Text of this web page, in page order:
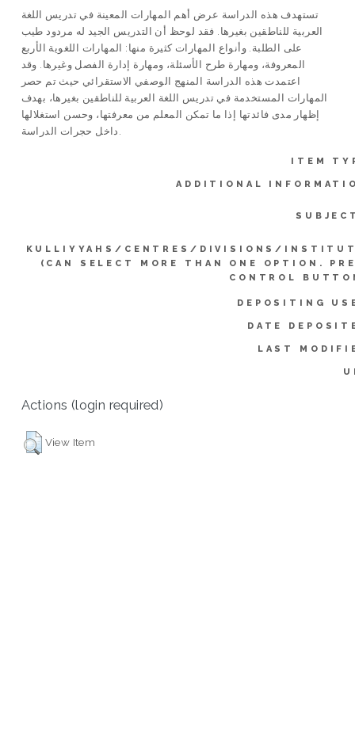
تستهدف هذه الدراسة عرض أهم المهارات المعينة في تدريس اللغة
العربية للناطقين بغيرها. فقد لوحظ أن التدريس الجيد له مردود طيب
على الطلبة. وأنواع المهارات كثيرة منها: المهارات اللغوية الأربع
المعروفة، ومهارة طرح الأسئلة، ومهارة إدارة الفصل وغيرها. وقد
اعتمدت هذه الدراسة المنهج الوصفي الاستقرائي حيث تم حصر
المهارات المستخدمة في تدريس اللغة العربية للناطقين بغيرها، بهدف
إظهار مدى فائدتها إذا ما تمكن المعلم من معرفتها، وحسن استغلالها
ITEM
ADDITIONAL
KULLIYYAHS/CENTRES/DIVISIONS/
(CAN SELECT MORE THAN ONE OPTION.
CONTROL
DEPOSITING
DATE
LAST
Actions (login required)
View Item